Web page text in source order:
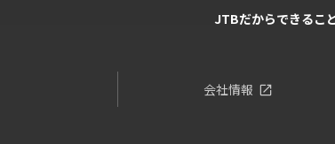
JTBだからできるこ
会社情報